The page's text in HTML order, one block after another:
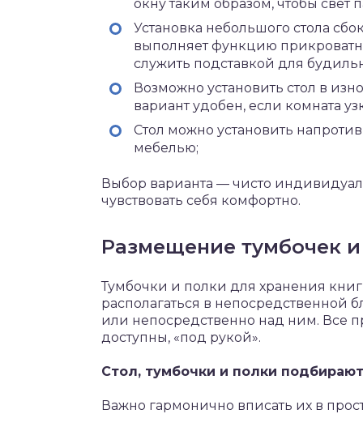
окну таким образом, чтобы свет
Установка небольшого стола
выполняет функцию
служить подставкой для
Возможно установить стол в
вариант удобен, если комната
Стол можно установить
мебелью;
Выбор варианта — чисто
чувствовать себя комфортно.
Размещение тумбочек
Тумбочки и полки для хранения
располагаться в непосредственной
или непосредственно над ним. Все
доступны, «под рукой».
Стол, тумбочки и полки
Важно гармонично вписать их в